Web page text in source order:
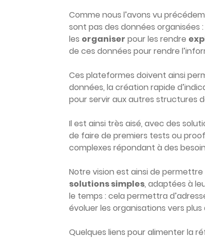
Comme nous l’avons vu
sont pas des données organisées
les organiser pour les rendre
de ces données pour rendre
Ces plateformes doivent ainsi
données, la création rapide
pour servir aux autres structures
Il est ainsi très aisé, avec des
de faire de premiers tests ou
complexes répondant à des
Notre vision est ainsi de permettre
solutions simples, adaptées à
le temps : cela permettra
évoluer les organisations vers plus
Quelques liens pour alimenter la